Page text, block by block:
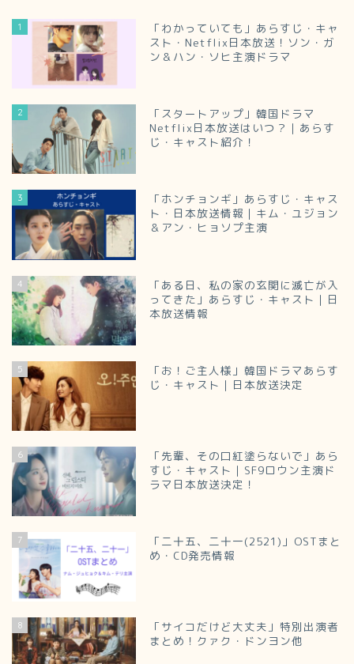
1
「わかっていても」あらすじ・キャ
スト・Netflix日本放送！ソン・ガ
ン＆ハン・ソヒ主演ドラマ
2
「スタートアップ」韓国ドラマ
Netflix日本放送はいつ？｜あらす
じ・キャスト紹介！
3
「ホンチョンギ」あらすじ・キャス
ト・日本放送情報｜キム・ユジョン
＆アン・ヒョソプ主演
4
「ある日、私の家の玄関に滅亡が入
ってきた」あらすじ・キャスト｜日
本放送情報
5
「お！ご主人様」韓国ドラマあらす
じ・キャスト｜日本放送決定
6
「先輩、その口紅塗らないで」あら
すじ・キャスト｜SF9ロウン主演ド
ラマ日本放送決定！
7
「二十五、二十一(2521)」OSTまと
め・CD発売情報
8
「サイコだけど大丈夫」特別出演者
まとめ！クァク・ドンヨン他